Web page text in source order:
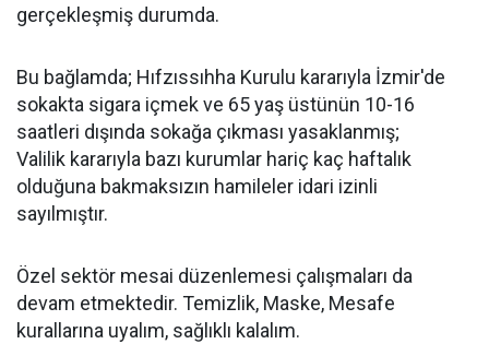
gerçekleşmiş durumda.
Bu bağlamda; Hıfzıssıhha Kurulu kararıyla İzmir'de
sokakta sigara içmek ve 65 yaş üstünün 10-16
saatleri dışında sokağa çıkması yasaklanmış;
Valilik kararıyla bazı kurumlar hariç kaç haftalık
olduğuna bakmaksızın hamileler idari izinli
sayılmıştır.
Özel sektör mesai düzenlemesi çalışmaları da
devam etmektedir. Temizlik, Maske, Mesafe
kurallarına uyalım, sağlıklı kalalım.